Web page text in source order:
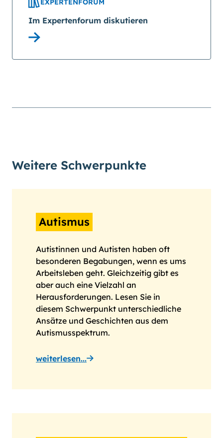
EXPERTENFORUM
Im Expertenforum diskutieren
Weitere Schwerpunkte
Autismus
Autistinnen und Autisten haben oft
besonderen Begabungen, wenn es ums
Arbeitsleben geht. Gleichzeitig gibt es
aber auch eine Vielzahl an
Herausforderungen. Lesen Sie in
diesem Schwerpunkt unterschiedliche
Ansätze und Geschichten aus dem
Autismusspektrum.
weiterlesen...